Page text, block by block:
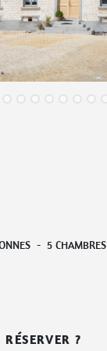
- 5 CHAMBRES
?